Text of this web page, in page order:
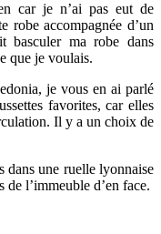
car je n’ai pas eut de
robe accompagnée d’un
basculer ma robe dans
que je voulais.
je vous en ai parlé
favorites, car elles
Il y a un choix de
dans une ruelle lyonnaise
de l’immeuble d’en face.